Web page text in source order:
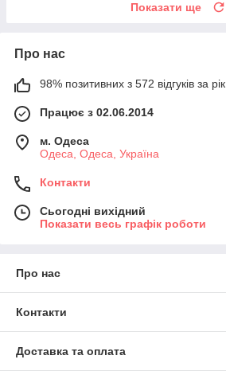
Показати ще
Про нас
98% позитивних з 572 відгуків за рік
Працює з 02.06.2014
м. Одеса
Одеса, Одеса, Україна
Контакти
Сьогодні вихідний
Показати весь графік роботи
Про нас
Контакти
Доставка та оплата